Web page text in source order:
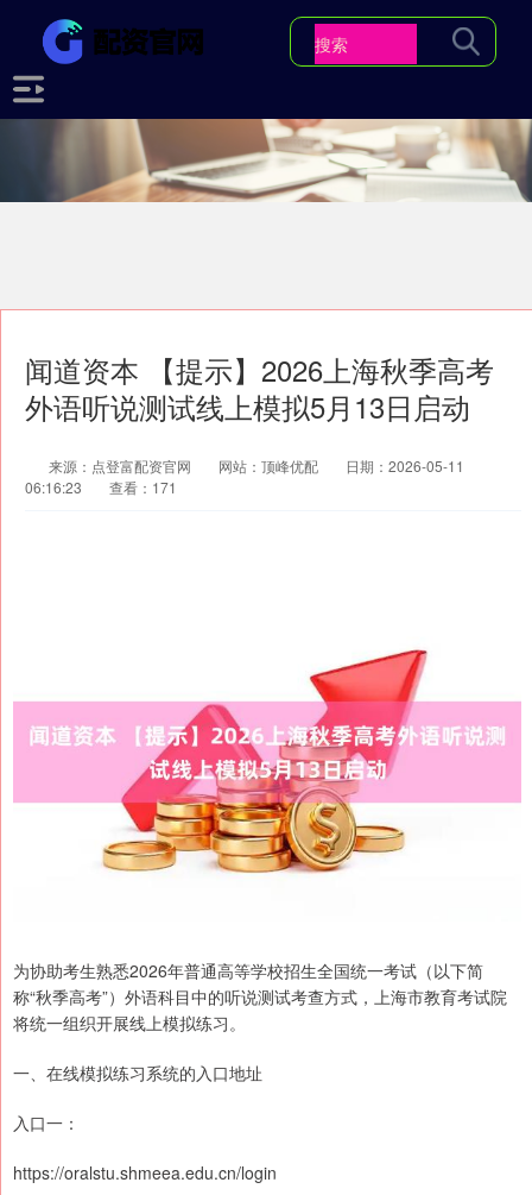
闻道资本 【提示】2026上海秋季高考
外语听说测试线上模拟5月13日启动
来源：点登富配资官网 网站：顶峰优配
日期：2026-05-11
06:16:23
查看：171
为协助考生熟悉2026年普通高等学校招生全国统一考试（以下简
称“秋季高考”）外语科目中的听说测试考查方式，上海市教育考试院
将统一组织开展线上模拟练习。
一、在线模拟练习系统的入口地址
入口一：
https://oralstu.shmeea.edu.cn/login